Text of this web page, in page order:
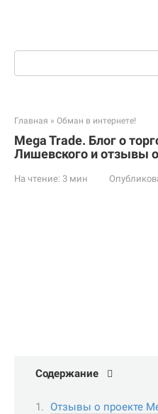
Поиск:
Главная » Обман в интернете!
Mega Trade. Блог о
Лишевского и отзывы
На чтение: 3 мин
Содержание
Отзывы о проекте